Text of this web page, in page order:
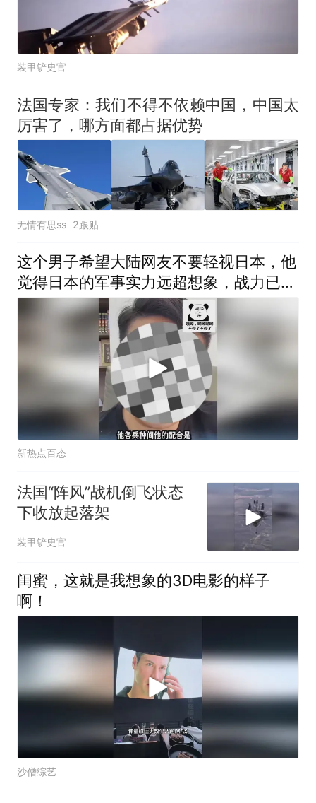
装甲铲史官
法国专家：我们不得不依赖中国，中国太
厉害了，哪方面都占据优势
无情有思ss 2跟贴
这个男子希望大陆网友不要轻视日本，他
觉得日本的军事实力远超想象，战力已经
超过英国和法国了！
新热点百态
法国“阵风”战机倒飞状态
下收放起落架
装甲铲史官
闺蜜，这就是我想象的3D电影的样子
啊！
沙僧综艺